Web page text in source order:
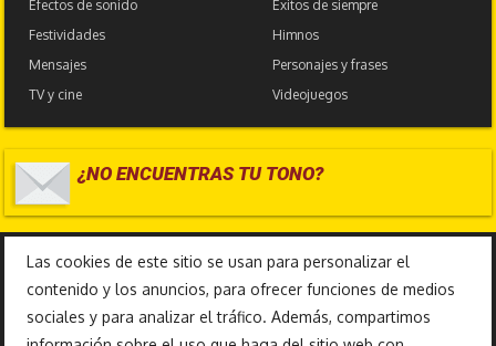
Efectos de sonido
Éxitos de siempre
Festividades
Himnos
Mensajes
Personajes y frases
TV y cine
Videojuegos
¿NO ENCUENTRAS TU TONO?
Las cookies de este sitio se usan para personalizar el
contenido y los anuncios, para ofrecer funciones de medios
sociales y para analizar el tráfico. Además, compartimos